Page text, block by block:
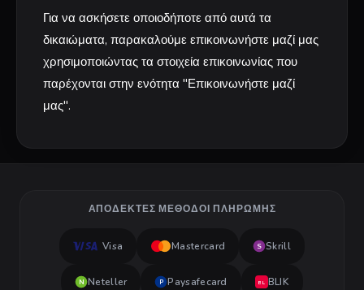
Για να ασκήσετε οποιοδήποτε από αυτά τα
δικαιώματα, παρακαλούμε επικοινωνήστε μαζί μας
χρησιμοποιώντας τα στοιχεία επικοινωνίας που
παρέχονται στην ενότητα "Επικοινωνήστε μαζί
μας".
ΑΠΟΔΕΚΤΈΣ ΜΈΘΟΔΟΙ ΠΛΗΡΩΜΉΣ
Visa Mastercard S Skrill
N Neteller P Paysafecard BL BLIK